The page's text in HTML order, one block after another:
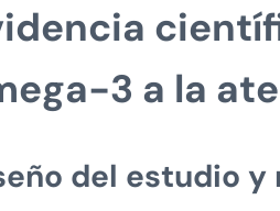
3 a la
del estudio y